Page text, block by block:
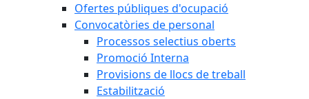
Ofertes públiques d'ocupació
Convocatòries de personal
Processos selectius oberts
Promoció Interna
Provisions de llocs de treball
Estabilització